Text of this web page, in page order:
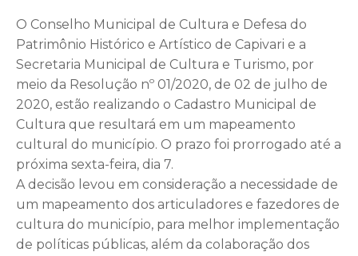
O Conselho Municipal de Cultura e Defesa do
Patrimônio Histórico e Artístico de Capivari e a
Secretaria Municipal de Cultura e Turismo, por
meio da Resolução nº 01/2020, de 02 de julho de
2020, estão realizando o Cadastro Municipal de
Cultura que resultará em um mapeamento
cultural do município. O prazo foi prorrogado até a
próxima sexta-feira, dia 7.
A decisão levou em consideração a necessidade de
um mapeamento dos articuladores e fazedores de
cultura do município, para melhor implementação
de políticas públicas, além da colaboração dos